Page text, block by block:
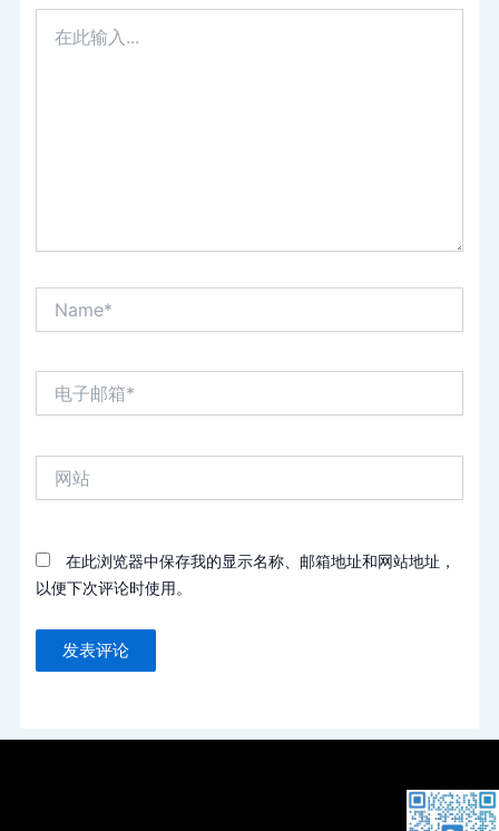
在此浏览器中保存我的显示名称、邮箱地址和网站地址，
以便下次评论时使用。